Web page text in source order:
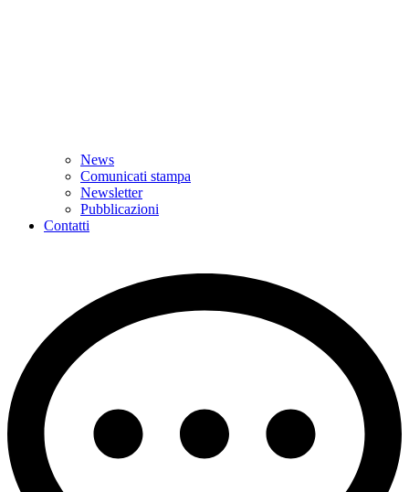
News
Comunicati stampa
Newsletter
Pubblicazioni
Contatti